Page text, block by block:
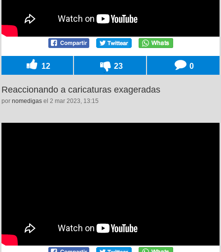
12 23 0
Reaccionando a caricaturas exageradas
por nomedigas el 2 mar 2023, 13:15